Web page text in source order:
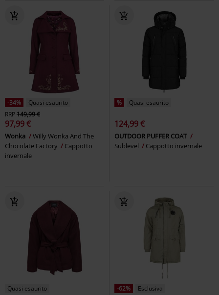
-34%
Quasi esaurito
RRP149,99 €
97,99 €
Wonka
Willy Wonka And The
Chocolate Factory
Cappotto
invernale
% Quasi esaurito
124,99 €
OUTDOOR PUFFER COAT
Sublevel
Cappotto invernale
Quasi esaurito -62%
Esclusiva